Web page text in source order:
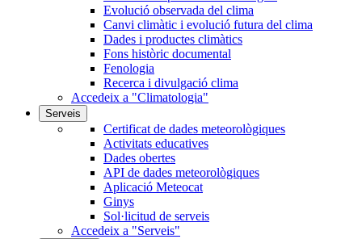
Evolució observada del clima
Canvi climàtic i evolució futura del clima
Dades i productes climàtics
Fons històric documental
Fenologia
Recerca i divulgació clima
Accedeix a "Climatologia"
Serveis
Certificat de dades meteorològiques
Activitats educatives
Dades obertes
API de dades meteorològiques
Aplicació Meteocat
Ginys
Sol·licitud de serveis
Accedeix a "Serveis"